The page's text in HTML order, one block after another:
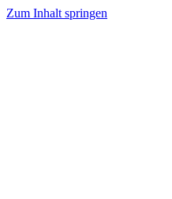
Zum Inhalt springen